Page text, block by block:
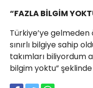
“FAZLA BİLGİM
Türkiye’ye
sınırlı bilgiye sahip
takımları biliyordum
bilgim yoktu”